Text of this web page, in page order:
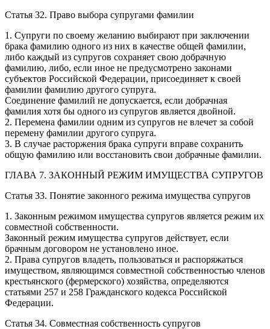
Статья 32. Право выбора супругами фамилии
1. Супруги по своему желанию выбирают при заключении
брака фамилию одного из них в качестве общей фамилии,
либо каждый из супругов сохраняет свою добрачную
фамилию, либо, если иное не предусмотрено законами
субъектов Российской Федерации, присоединяет к своей
фамилии фамилию другого супруга.
Соединение фамилий не допускается, если добрачная
фамилия хотя бы одного из супругов является двойной.
2. Перемена фамилии одним из супругов не влечет за собой
перемену фамилии другого супруга.
3. В случае расторжения брака супруги вправе сохранить
общую фамилию или восстановить свои добрачные фамилии.
ГЛАВА 7. ЗАКОННЫЙ РЕЖИМ ИМУЩЕСТВА СУПРУГОВ
Статья 33. Понятие законного режима имущества супругов
1. Законным режимом имущества супругов является режим их
совместной собственности.
Законный режим имущества супругов действует, если
брачным договором не установлено иное.
2. Права супругов владеть, пользоваться и распоряжаться
имуществом, являющимся совместной собственностью членов
крестьянского (фермерского) хозяйства, определяются
статьями 257 и 258 Гражданского кодекса Российской
Федерации.
Статья 34. Совместная собственность супругов